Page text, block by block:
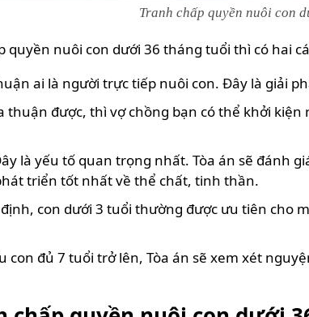
Tranh chấp quyền nuôi con
quyền nuôi con dưới 36 tháng tuổi thì có hai
ai là người trực tiếp nuôi con. Đây là giải
thuận được, thì vợ chồng bạn có thể khởi kiện
là yếu tố quan trọng nhất. Tòa án sẽ đánh
triển tốt nhất về thể chất, tinh thần.
con dưới 3 tuổi thường được ưu tiên cho
con đủ 7 tuổi trở lên, Tòa án sẽ xem xét